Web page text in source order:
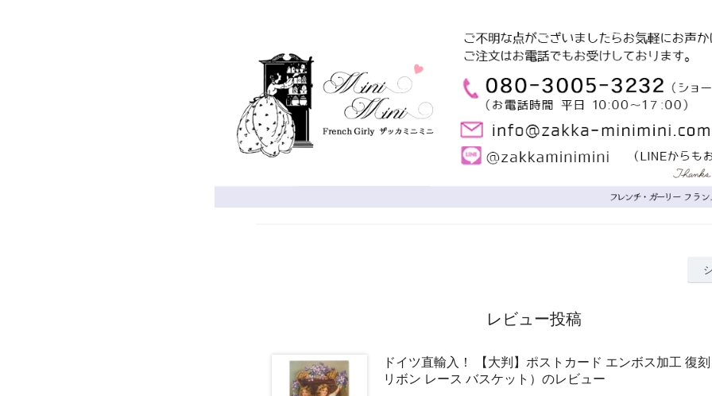
レビュー投稿
ドイツ直輸入！ 【大判】ポストカード エンボス加工 復
リボン レース バスケット）のレビュー